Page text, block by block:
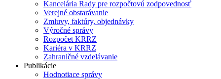
Kancelária Rady pre rozpočtovú zodpovednosť
Verejné obstarávanie
Zmluvy, faktúry, objednávky
Výročné správy
Rozpočet KRRZ
Kariéra v KRRZ
Zahraničné vzdelávanie
Publikácie
Hodnotiace správy